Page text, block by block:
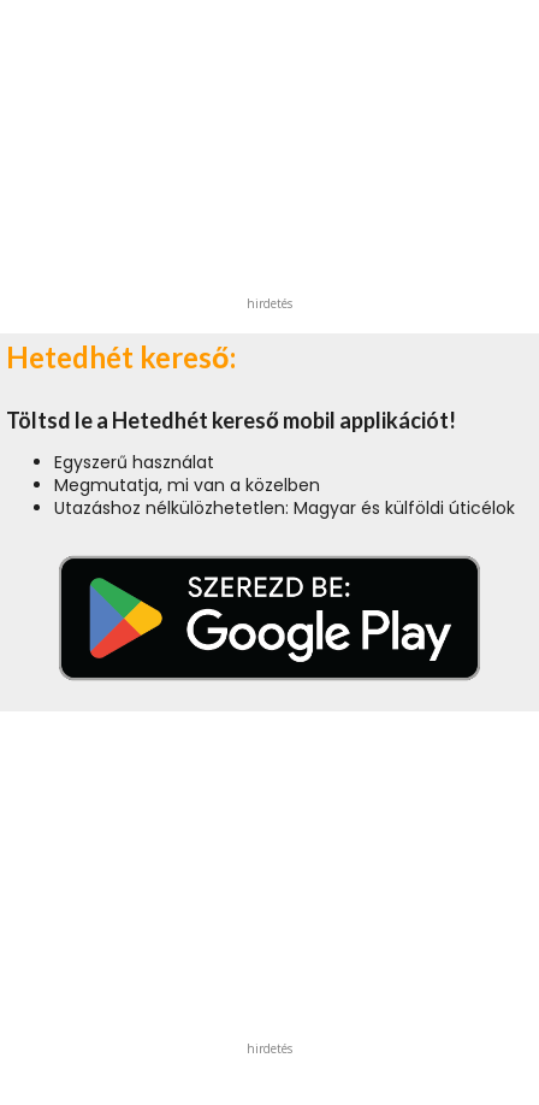
hirdetés
Hetedhét kereső:
Töltsd le a Hetedhét kereső mobil applikációt!
Egyszerű használat
Megmutatja, mi van a közelben
Utazáshoz nélkülözhetetlen: Magyar és külföldi úticélok
hirdetés